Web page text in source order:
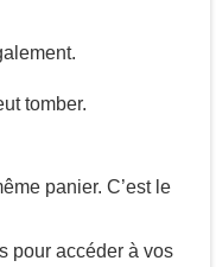
tomber.
panier. C’est le
pour accéder à vos